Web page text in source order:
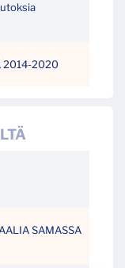
2014-2020
SAMASSA